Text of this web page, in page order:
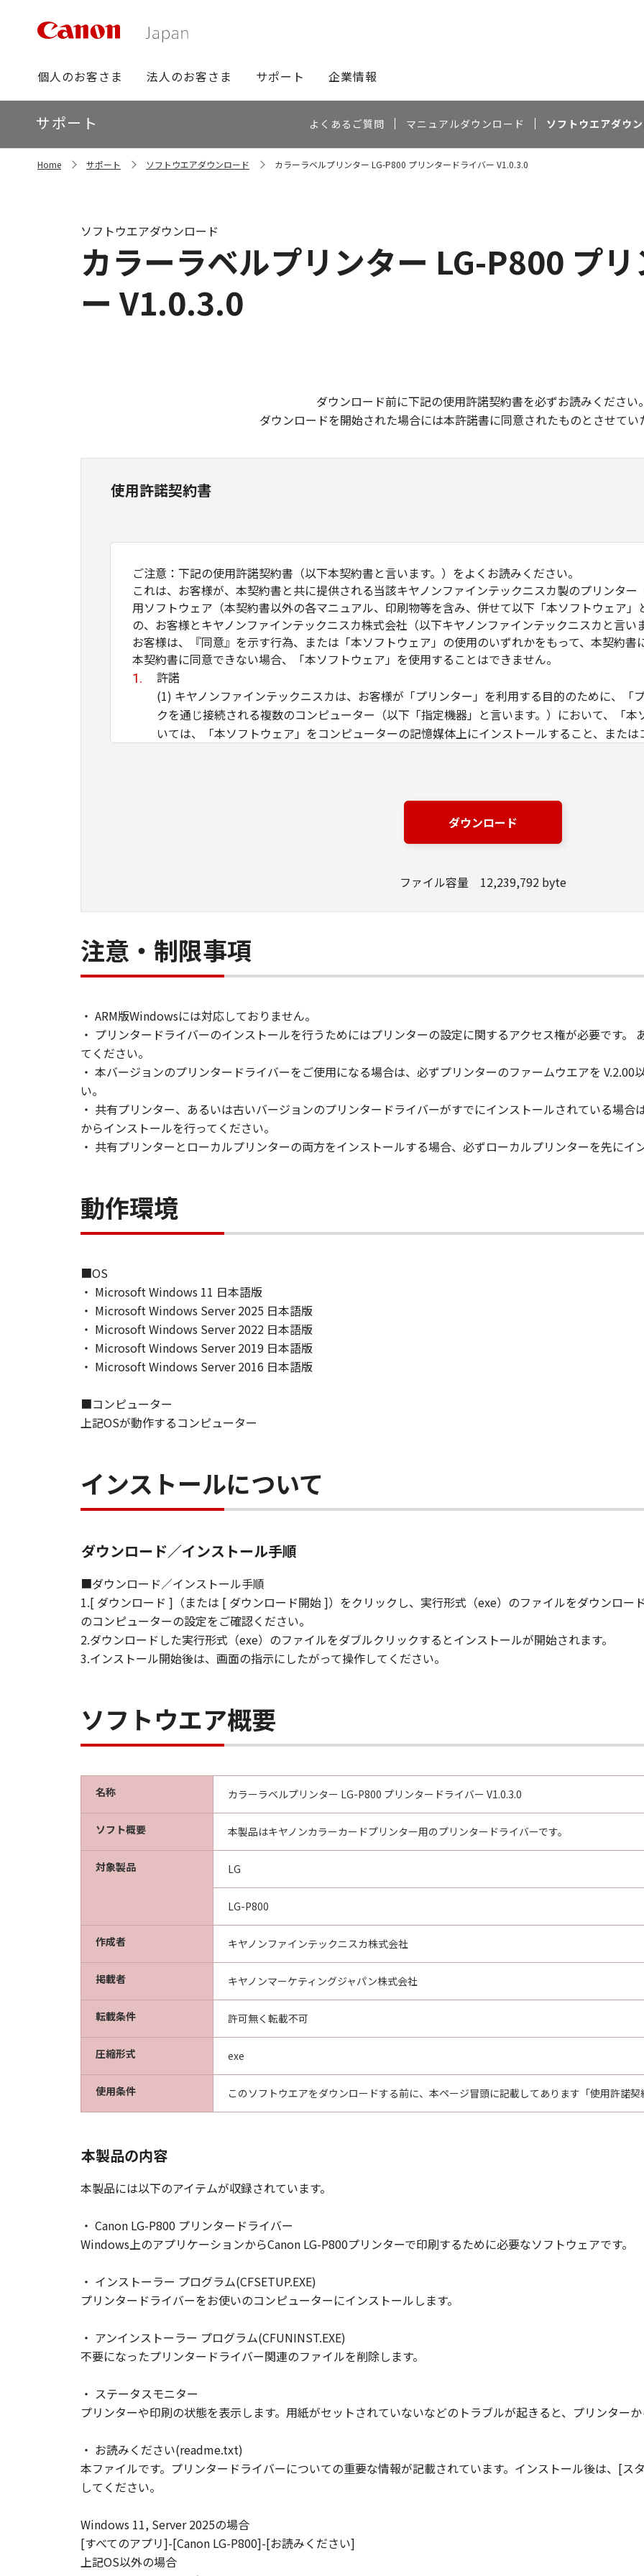
グ
ロ
ー
バ
ビ
個人のお客さま 法人のお客さま サポート 企業情報
ロ
ー
カ
ル
サポート よくあるご質問 マニュアルダウンロード ソフトウエアダウ
Home サポート ソフトウエアダウンロード カラーラベルプリンター LG-P800 プリンタードライバー V1.0.3.0
カラーラベルプリンター LG-P800 プ
ー V1.0.3.0
ソフトウエアダウンロード
ダウンロード前に下記の使用許諾契約書を必ずお読みください。
ダウンロードを開始された場合には本許諾書に同意されたものとさせてい
使用許諾契約書
ご注意：下記の使用許諾契約書（以下本契約書と言います。）をよくお読みください。
これは、お客様が、本契約書と共に提供される当該キヤノンファインテックニスカ製のプリンター
用ソフトウェア（本契約書以外の各マニュアル、印刷物等を含み、併せて以下「本ソフトウェア」
の、お客様とキヤノンファインテックニスカ株式会社（以下キヤノンファインテックニスカと言い
お客様は、『同意』を示す行為、または「本ソフトウェア」の使用のいずれかをもって、本契約書
本契約書に同意できない場合、「本ソフトウェア」を使用することはできません。
許諾
(1) キヤノンファインテックニスカは、お客様が「プリンター」を利用する目的のために、「
クを通じ接続される複数のコンピューター（以下「指定機器」と言います。）において、「
いては、「本ソフトウェア」をコンピューターの記憶媒体上にインストールすること、また
とともに、その履行に関し全責任を負うことを条件とします。
(2) お客様は、上記(1)に基づいて「本ソフトウェア」を使用するためのバックアップとして、
いかなる知的財産権も、明示たると黙示たるとを問わず、本契約書によってお客様に譲渡ある
制限
ることはできません。
(2) お客様は、「本ソフトウェア」の全部または一部を修正、改変、逆コンパイル、逆アセン
帰属
「本ソフトウェア」に係る権原および所有権は、その内容によりキヤノンファインテックニス
著作権表示
作権表示を変更し、除去しもしくは削除してはなりません。
保証の否認・免責
合性の保証を含め、いかなる保証も、明示たると黙示たるとを問わず一切しないものとします。
(2) キヤノンファインテックニスカ、キヤノンファインテックニスカの関連会社、それらの販
「本ソフトウェア」の使用または使用不能から生ずるいかなる損害（逸失利益およびその他
可能性について知らされていた場合でも同様です。
(3) キヤノンファインテックニスカ、キヤノンファインテックニスカの関連会社、それらの販
「本ソフトウェア」、または「本ソフトウェア」の使用に起因または関連してお客様と第三者
ても、一切責任を負わないものとします。
輸出
接または間接に輸出してはなりません。
(3)により終了されるまで有効に存続します。
(2) お客様は、「本ソフトウェア」およびその複製物のすべてを廃棄および消去することによ
ます。
(4) お客様は、上記(3)によって本契約書が終了した場合、速やかに、「本ソフトウェア」およ
U.S. GOVERNMENT RESTRICTED RIGHTS NOTICE
The Software is a “commercial item,” as that term is defined at 48 C.F.R. 2.101 (Oct 1995),
computer software” and “commercial computer software documentation,” as such terms
1995). Consistent with 48 C.F.R. 12.212 and 48 C.F.R. 227.7202-1 through 227.7202-4 (June
本条項中で使用される“the Software”とは、本契約書中で定義される「本ソフトウェア」を意
分離可能性
ものとします。
以 上
キヤノンファインテックニスカ株式会社
ダウンロード
ファイル容量 12,239,792 byte
注意・制限事項
・ ARM版Windowsには対応しておりません。
・ プリンタードライバーのインストールを行うためにはプリンターの設定に関するアクセス権が必要です。
てください。
・ 本バージョンのプリンタードライバーをご使用になる場合は、必ずプリンターのファームウエアを
い。
・ 共有プリンター、あるいは古いバージョンのプリンタードライバーがすでにインストールされている場合
からインストールを行ってください。
・ 共有プリンターとローカルプリンターの両方をインストールする場合、必ずローカルプリンターを先にイ
動作環境
■OS
・ Microsoft Windows 11 日本語版
・ Microsoft Windows Server 2025 日本語版
・ Microsoft Windows Server 2022 日本語版
・ Microsoft Windows Server 2019 日本語版
・ Microsoft Windows Server 2016 日本語版
■コンピューター
上記OSが動作するコンピューター
インストールについて
ダウンロード／インストール手順
■ダウンロード／インストール手順
1.[ ダウンロード ]（または [ ダウンロード開始 ]）をクリックし、実行形式（exe）のファイルをダウンロー
のコンピューターの設定をご確認ください。
2.ダウンロードした実行形式（exe）のファイルをダブルクリックするとインストールが開始されます。
3.インストール開始後は、画面の指示にしたがって操作してください。
ソフトウエア概要
名称 カラーラベルプリンター LG-P800 プリンタードライバー V1.0.3.0
ソフト概要 本製品はキヤノンカラーカードプリンター用のプリンタードライバーです。
対象製品 LG
LG-P800
作成者 キヤノンファインテックニスカ株式会社
掲載者 キヤノンマーケティングジャパン株式会社
転載条件 許可無く転載不可
圧縮形式 exe
使用条件 このソフトウエアをダウンロードする前に、本ページ冒頭に記載してあります「使用許諾契
本製品の内容
本製品には以下のアイテムが収録されています。
・ Canon LG-P800 プリンタードライバー
Windows上のアプリケーションからCanon LG-P800プリンターで印刷するために必要なソフトウェアです。
・ インストーラー プログラム(CFSETUP.EXE)
プリンタードライバーをお使いのコンピューターにインストールします。
・ アンインストーラー プログラム(CFUNINST.EXE)
不要になったプリンタードライバー関連のファイルを削除します。
・ ステータスモニター
プリンターや印刷の状態を表示します。用紙がセットされていないなどのトラブルが起きると、プリンターか
・ お読みください(readme.txt)
本ファイルです。プリンタードライバーについての重要な情報が記載されています。インストール後は、[ス
してください。
Windows 11, Server 2025の場合
[すべてのアプリ]-[Canon LG-P800]-[お読みください]
上記OS以外の場合